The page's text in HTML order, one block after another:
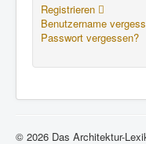
Registrieren
Benutzername
Passwort vergessen?
© 2026 Das Architektur-